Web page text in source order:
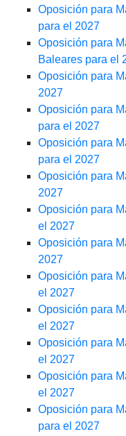
Oposición para
para el 2027
Oposición para
Baleares para el
Oposición para
2027
Oposición para
para el 2027
Oposición para
para el 2027
Oposición para
2027
Oposición para
el 2027
Oposición para
2027
Oposición para
el 2027
Oposición para
el 2027
Oposición para
el 2027
Oposición para
el 2027
Oposición para
para el 2027